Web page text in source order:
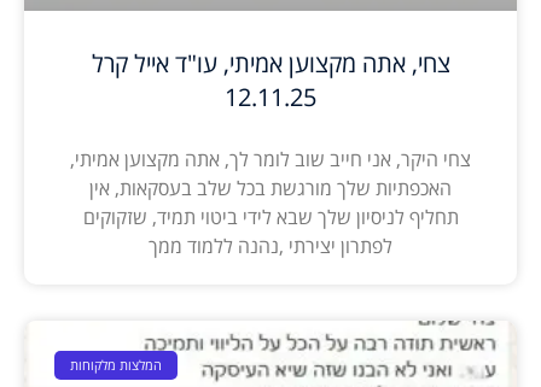
צחי, אתה מקצוען אמיתי, עו"ד אייל קרל
12.11.25
צחי היקר, אני חייב שוב לומר לך, אתה מקצוען אמיתי,
האכפתיות שלך מורגשת בכל שלב בעסקאות, אין
תחליף לניסיון שלך שבא לידי ביטוי תמיד, שזקוקים
לפתרון יצירתי ,נהנה ללמוד ממך
המלצות מלקוחות